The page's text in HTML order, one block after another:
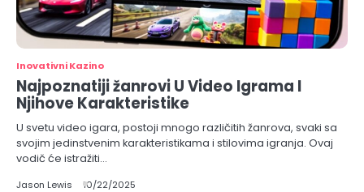
Inovativni Kazino
Najpoznatiji žanrovi U Video Igrama I
Njihove Karakteristike
U svetu video igara, postoji mnogo različitih žanrova, svaki sa
svojim jedinstvenim karakteristikama i stilovima igranja. Ovaj
vodič će istražiti…
Jason Lewis 10/22/2025